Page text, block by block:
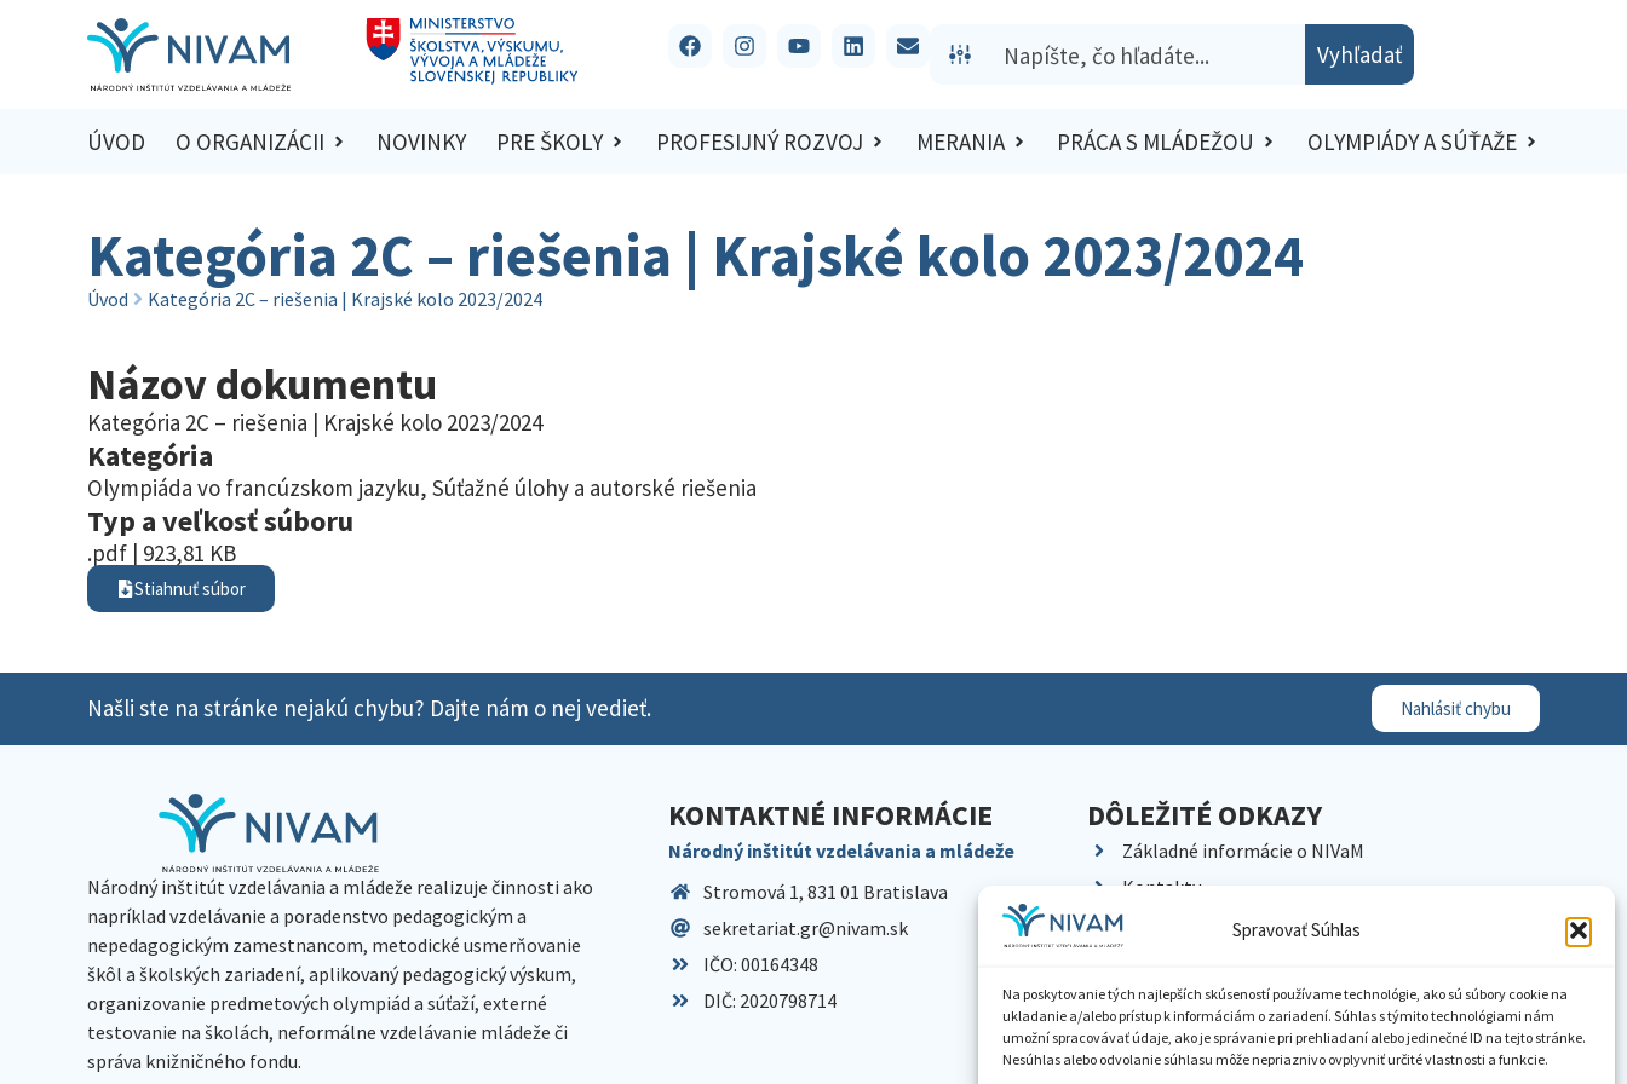
Spravovať Súhlas
Na poskytovanie tých najlepších skúseností používame technológie, ako sú súbory cookie na
ukladanie a/alebo prístup k informáciám o zariadení. Súhlas s týmito technológiami nám
umožní spracovávať údaje, ako je správanie pri prehliadaní alebo jedinečné ID na tejto stránke.
Nesúhlas alebo odvolanie súhlasu môže nepriaznivo ovplyvniť určité vlastnosti a funkcie.
Vyhľadať
ÚVOD O ORGANIZÁCII NOVINKY PRE ŠKOLY PROFESIJNÝ ROZVOJ MERANIA PRÁCA S MLÁDEŽOU OLYMPIÁDY A SÚŤAŽE
Kategória 2C – riešenia | Krajské kolo 2023/2024
Úvod Kategória 2C – riešenia | Krajské kolo 2023/2024
Názov dokumentu
Kategória 2C – riešenia | Krajské kolo 2023/2024
Kategória
Olympiáda vo francúzskom jazyku, Súťažné úlohy a autorské riešenia
Typ a veľkosť súboru
.pdf | 923,81 KB
Stiahnuť súbor
Našli ste na stránke nejakú chybu? Dajte nám o nej vedieť. Nahlásiť chybu
Národný inštitút vzdelávania a mládeže realizuje činnosti ako
napríklad vzdelávanie a poradenstvo pedagogickým a
nepedagogickým zamestnancom, metodické usmerňovanie
škôl a školských zariadení, aplikovaný pedagogický výskum,
organizovanie predmetových olympiád a súťaží, externé
testovanie na školách, neformálne vzdelávanie mládeže či
správa knižničného fondu.
KONTAKTNÉ INFORMÁCIE
Národný inštitút vzdelávania a mládeže
Stromová 1, 831 01 Bratislava
sekretariat.gr@nivam.sk
IČO: 00164348
DIČ: 2020798714
DÔLEŽITÉ ODKAZY
Základné informácie o NIVaM
Kontakty
Kariéra
Pracoviská NIVaM
Dokumenty inštitúcie
Knižnica